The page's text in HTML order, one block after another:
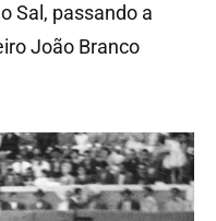
Sal, passando a
João Branco